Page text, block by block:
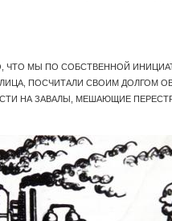
ЧТО МЫ ПО СОБСТВЕННОЙ
ПОСЧИТАЛИ СВОИМ ДОЛГОМ
НА ЗАВАЛЫ, МЕШАЮЩИЕ